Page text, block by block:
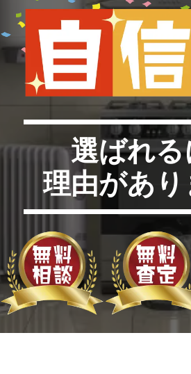
選ばれる
理由があり